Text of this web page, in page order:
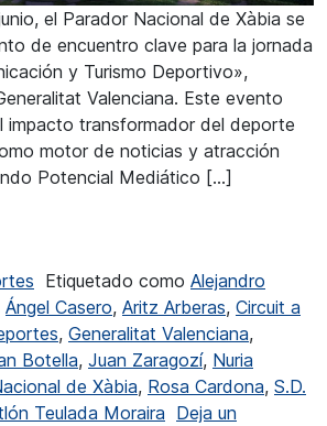
el Parador Nacional de Xàbia se
de encuentro clave para la jornada
y Turismo Deportivo»,
Valenciana. Este evento
impacto transformador del deporte
motor de noticias y atracción
Potencial Mediático […]
Etiquetado como Alejandro
Ángel Casero, Aritz Arberas, Circuit a
, Generalitat Valenciana,
Botella, Juan Zaragozí, Nuria
de Xàbia, Rosa Cardona, S.D.
Teulada Moraira Deja un